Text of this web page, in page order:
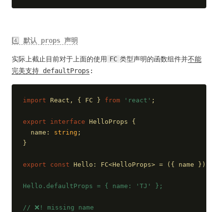
4️⃣ 默认 props 声明
实际上截止目前对于上面的使用 FC 类型声明的函数组件并不能
完美支持 defaultProps :
import React, { FC } from 'react' ;
export interface HelloProps {
  name:
string ;
}
export const Hello: FC<HelloProps> = ( { name } ) =>
Hello.defaultProps = { name: 'TJ' };
// ❌! missing name